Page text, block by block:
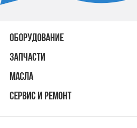
ОБОРУДОВАНИЕ
ЗАПЧАСТИ
МАСЛА
СЕРВИС И РЕМОНТ